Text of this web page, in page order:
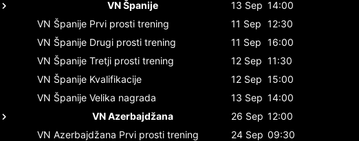
VN Španije
13 Sep 14:00
VN Španije Prvi prosti trening 11 Sep 12:30
VN Španije Drugi prosti trening 11 Sep 16:00
VN Španije Tretji prosti trening 12 Sep 11:30
VN Španije Kvalifikacije 12 Sep 15:00
VN Španije Velika nagrada 13 Sep 14:00
VN Azerbajdžana
26 Sep 12:00
VN Azerbajdžana Prvi prosti trening 24 Sep 09:30